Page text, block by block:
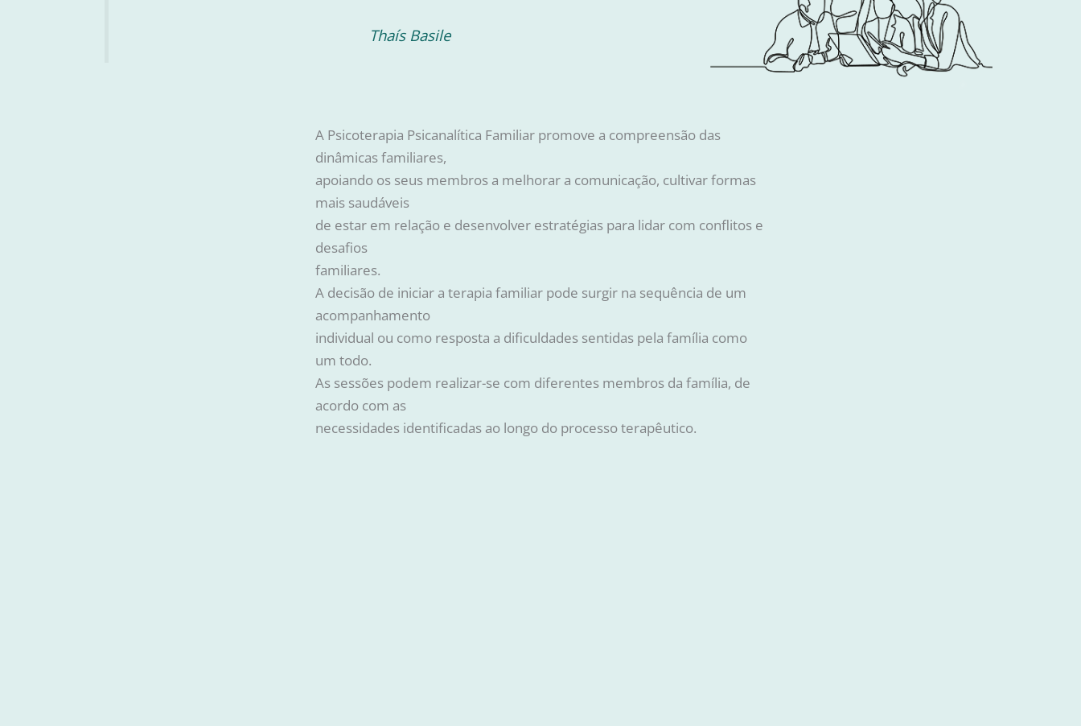
Thaís Basile
A Psicoterapia Psicanalítica Familiar promove a compreensão das
dinâmicas familiares,
apoiando os seus membros a melhorar a comunicação, cultivar formas
mais saudáveis
de estar em relação e desenvolver estratégias para lidar com conflitos e
desafios
familiares.
A decisão de iniciar a terapia familiar pode surgir na sequência de um
acompanhamento
individual ou como resposta a dificuldades sentidas pela família como
um todo.
As sessões podem realizar-se com diferentes membros da família, de
acordo com as
necessidades identificadas ao longo do processo terapêutico.